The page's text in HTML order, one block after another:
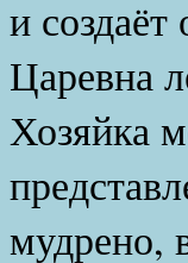
и
Царевна
Хозяйка
мудрено,